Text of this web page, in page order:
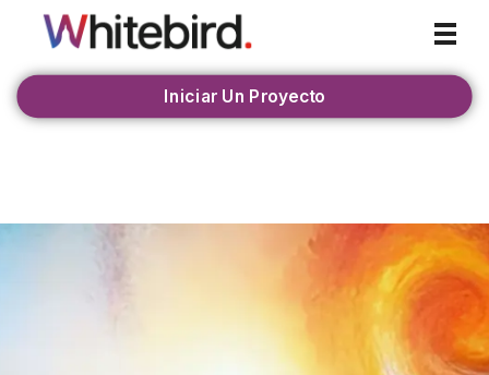
Whitebird Agency
Iniciar Un Proyecto